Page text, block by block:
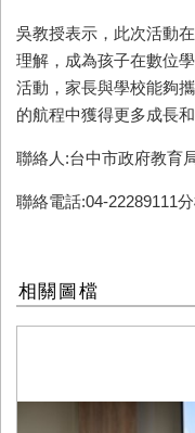
吳教授表示，此次活動
理解，成為孩子在數位
活動，家長與學校能夠
的航程中獲得更多成長和
聯絡人:台中市政府教育
聯絡電話:04-22289111
相關圖檔